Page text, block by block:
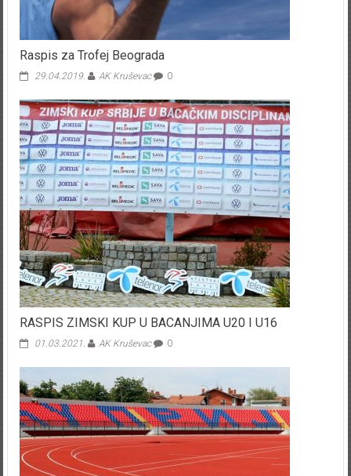
Raspis za Trofej Beograda
29.04.2019. AK Kruševac 0
RASPIS ZIMSKI KUP U BACANJIMA U20 I U16
01.03.2021. AK Kruševac 0